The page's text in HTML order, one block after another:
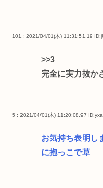
101 : 2021/04/01(木) 11:31:51.19
>>3
完全に実力抜か
5 : 2021/04/01(木) 11:20:08.97
お気持ち表明し
に抱っこで草